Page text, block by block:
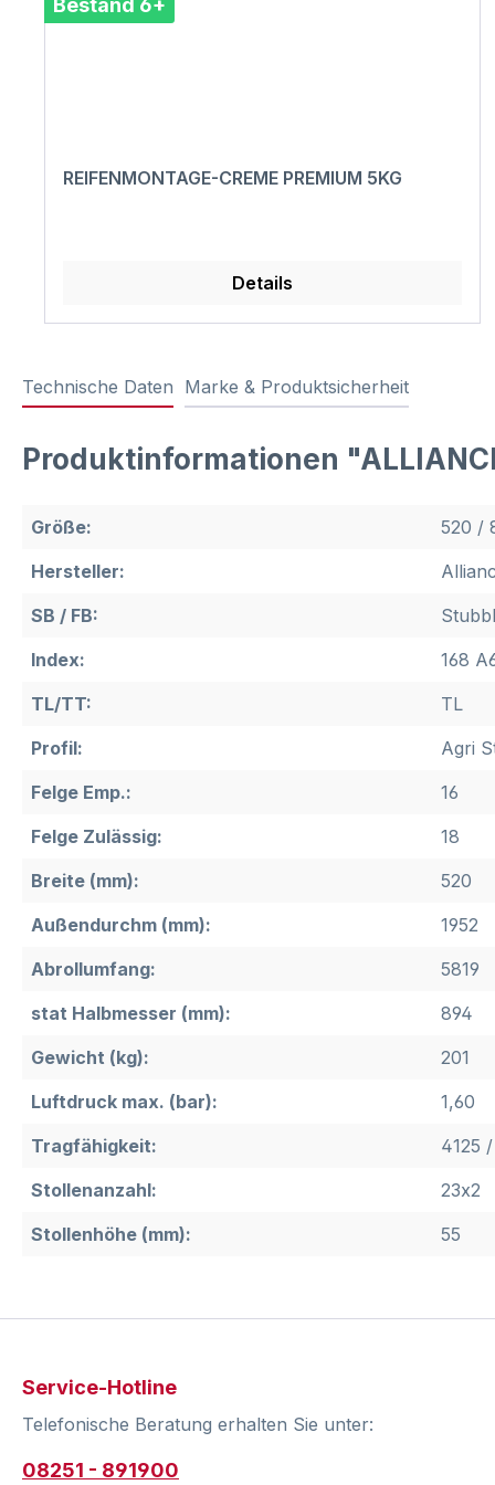
Bestand 6+
REIFENMONTAGE-CREME PREMIUM 5KG
Details
Technische Daten Marke & Produktsicherheit
Produktinformationen
Größe:
520 /
Hersteller:
SB / FB:
Index:
168
TL/TT:
TL
Profil:
Agri
Felge Emp.:
16
Felge Zulässig:
18
Breite (mm):
520
Außendurchm (mm):
1952
Abrollumfang:
5819
stat Halbmesser (mm):
894
Gewicht (kg):
201
Luftdruck max. (bar):
1,60
Tragfähigkeit:
4125
Stollenanzahl:
23x2
Stollenhöhe (mm):
55
Service-Hotline
Telefonische Beratung erhalten Sie unter:
08251 - 891900